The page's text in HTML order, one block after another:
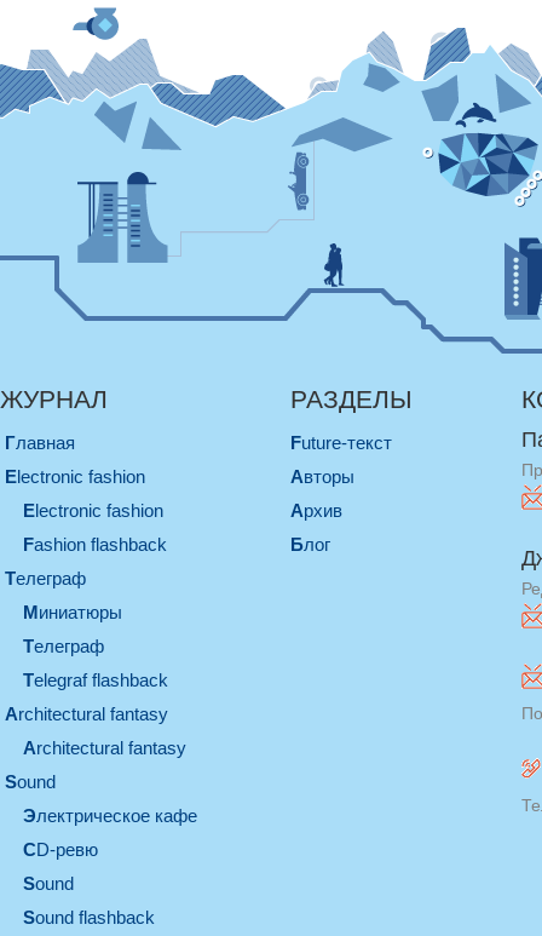
ЖУРНАЛ
Главная
electronic fashion
electronic fashion
Fashion flashback
телеграф
миниатюры
телеграф
Telegraf flashback
architectural fantasy
architectural fantasy
sound
электрическое кафе
CD-ревю
sound
Sound flashback
РАЗДЕЛЫ
Future-текст
Авторы
Архив
Блог